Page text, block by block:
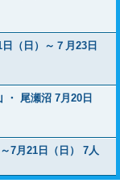
（日）～７月23日
尾瀬沼 7月20日
7月21日（日） 7人